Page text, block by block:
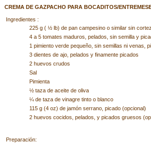
CREMA DE GAZPACHO PARA BOCADITOS/
Ingredientes :
225 g ( ½ lb) de pan campesino o similar sin
4 a 5 tomates maduros, pelados, sin semilla y
1 pimiento verde pequeño, sin semillas ni venas,
3 dientes de ajo, pelados y finamente picados
2 huevos crudos
Sal
Pimienta
½ taza de aceite de oliva
¼ de taza de vinagre tinto o blanco
115 g (4 oz) de jamón serrano, picado (opcional)
2 huevos cocidos, pelados, y picados gruesos
Preparación: